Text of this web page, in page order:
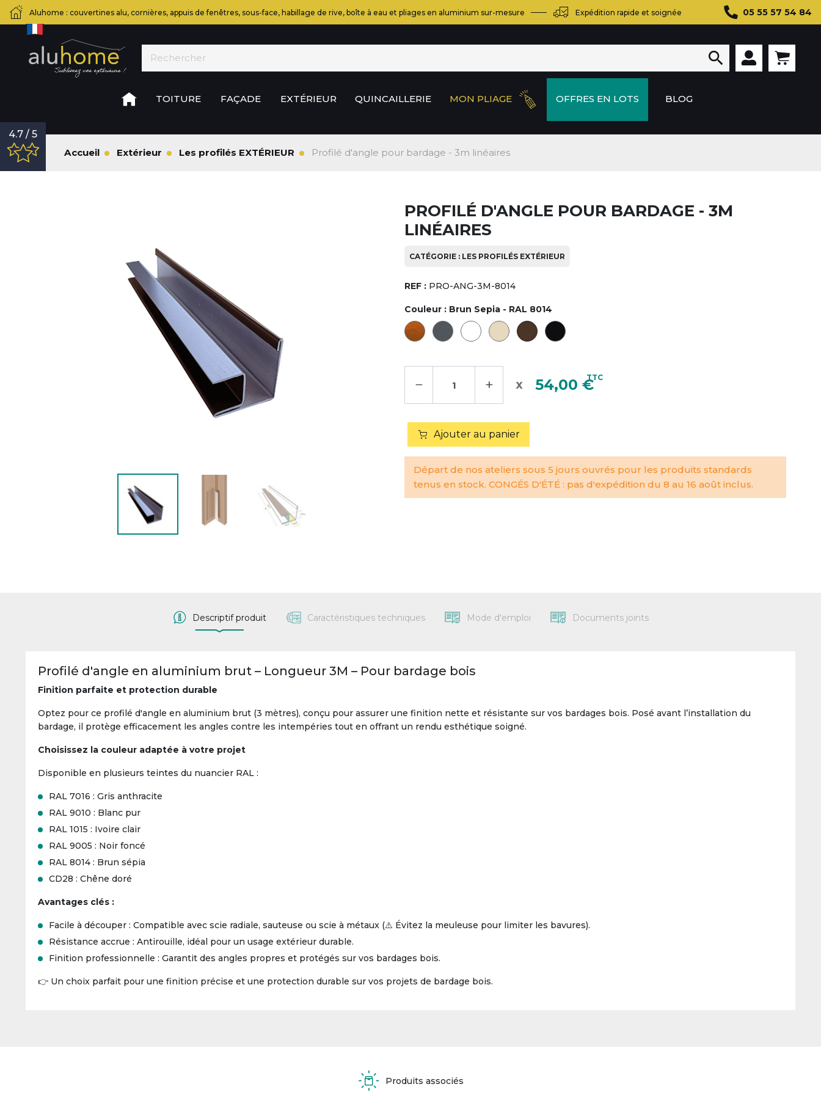
Aluhome : couvertines alu, cornières, appuis de fenêtres, sous-face, habillage de rive, boîte à eau et pliages en aluminium sur-mesure Expédition rapide et soignée 05 55 57 54 84
TOITURE FAÇADE EXTÉRIEUR QUINCAILLERIE MON PLIAGE OFFRES EN LOTS BLOG

4.7 / 5
Accueil
Extérieur Les profilés EXTÉRIEUR Profilé d'angle pour bardage - 3m linéaires
PROFILÉ D'ANGLE POUR BARDAGE - 3M
LINÉAIRES
CATÉGORIE : LES PROFILÉS EXTÉRIEUR
REF : PRO-ANG-3M-8014
Couleur : Brun Sepia - RAL 8014
− + 54,00 €TTC
Ajouter au panier
Départ de nos ateliers sous 5 jours ouvrés pour les produits standards
tenus en stock. CONGÉS D'ÉTÉ : pas d'expédition du 8 au 16 août inclus.
Descriptif produit Caractéristiques techniques Mode d'emploi Documents joints
Profilé d'angle en aluminium brut – Longueur 3M – Pour bardage bois
Finition parfaite et protection durable
Optez pour ce profilé d'angle en aluminium brut (3 mètres), conçu pour assurer une finition nette et résistante sur vos bardages bois. Posé avant l’installation du
bardage, il protège efficacement les angles contre les intempéries tout en offrant un rendu esthétique soigné.
Choisissez la couleur adaptée à votre projet
Disponible en plusieurs teintes du nuancier RAL :
RAL 7016 : Gris anthracite
RAL 9010 : Blanc pur
RAL 1015 : Ivoire clair
RAL 9005 : Noir foncé
RAL 8014 : Brun sépia
CD28 : Chêne doré
Avantages clés :
Facile à découper : Compatible avec scie radiale, sauteuse ou scie à métaux (⚠️ Évitez la meuleuse pour limiter les bavures).
Résistance accrue : Antirouille, idéal pour un usage extérieur durable.
Finition professionnelle : Garantit des angles propres et protégés sur vos bardages bois.
👉 Un choix parfait pour une finition précise et une protection durable sur vos projets de bardage bois.
Produits associés